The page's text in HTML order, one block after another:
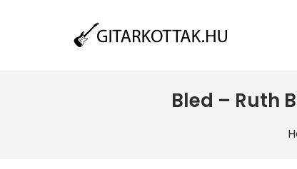
Bled – Ruth